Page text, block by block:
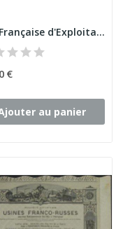
Sté Française d'Exploitation Forestière...
€
au panier